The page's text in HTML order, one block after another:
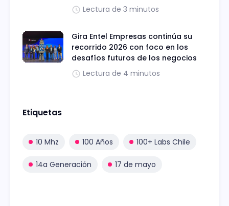
Lectura de 3 minutos
Gira Entel Empresas continúa su
recorrido 2026 con foco en los
desafíos futuros de los negocios
Lectura de 4 minutos
Etiquetas
10 Mhz 100 Años 100+ Labs Chile
14a Generación 17 de mayo